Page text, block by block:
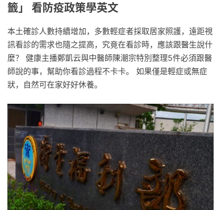
籤」 看防疫政策學英文
本土確診人數持續增加，多數輕症者採取居家照護，遠距視
訊看診的需求也隨之提高，究竟在看診時，應該跟醫生說什
麼？ 健康主播鄭凱云與中醫師陳潮宗特別整理5件必須跟醫
師說的事，幫助你看診過程不卡卡。 如果僅是輕症或無症
狀，自然可在家好好休養。